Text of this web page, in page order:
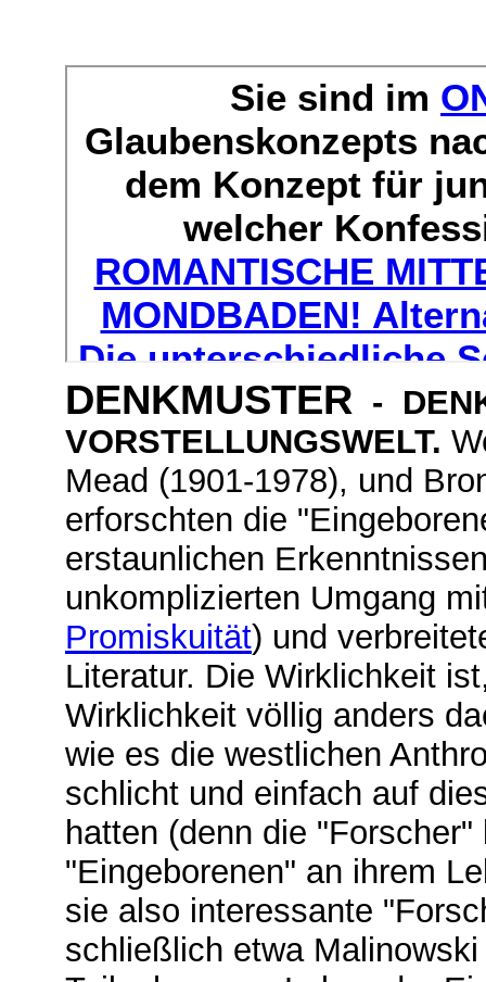
DENKMUSTER -
VORSTELLUNGSWELT.
Mead (1901-1978), und
erforschten die
erstaunlichen
unkomplizierten Umgang
Promiskuität) und
Literatur. Die Wirklichkeit
Wirklichkeit völlig anders
wie es die westlichen
schlicht und einfach auf
hatten (denn die
"Eingeborenen" an ihrem
sie also interessante
schließlich etwa